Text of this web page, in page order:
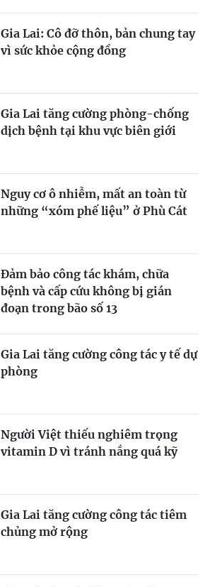
Gia Lai: Cô đỡ thôn, bản chung tay
vì sức khỏe cộng đồng
Gia Lai tăng cường phòng-chống
dịch bệnh tại khu vực biên giới
Nguy cơ ô nhiễm, mất an toàn từ
những “xóm phế liệu” ở Phù Cát
Đảm bảo công tác khám, chữa
bệnh và cấp cứu không bị gián
đoạn trong bão số 13
Gia Lai tăng cường công tác y tế dự
phòng
Người Việt thiếu nghiêm trọng
vitamin D vì tránh nắng quá kỹ
Gia Lai tăng cường công tác tiêm
chủng mở rộng